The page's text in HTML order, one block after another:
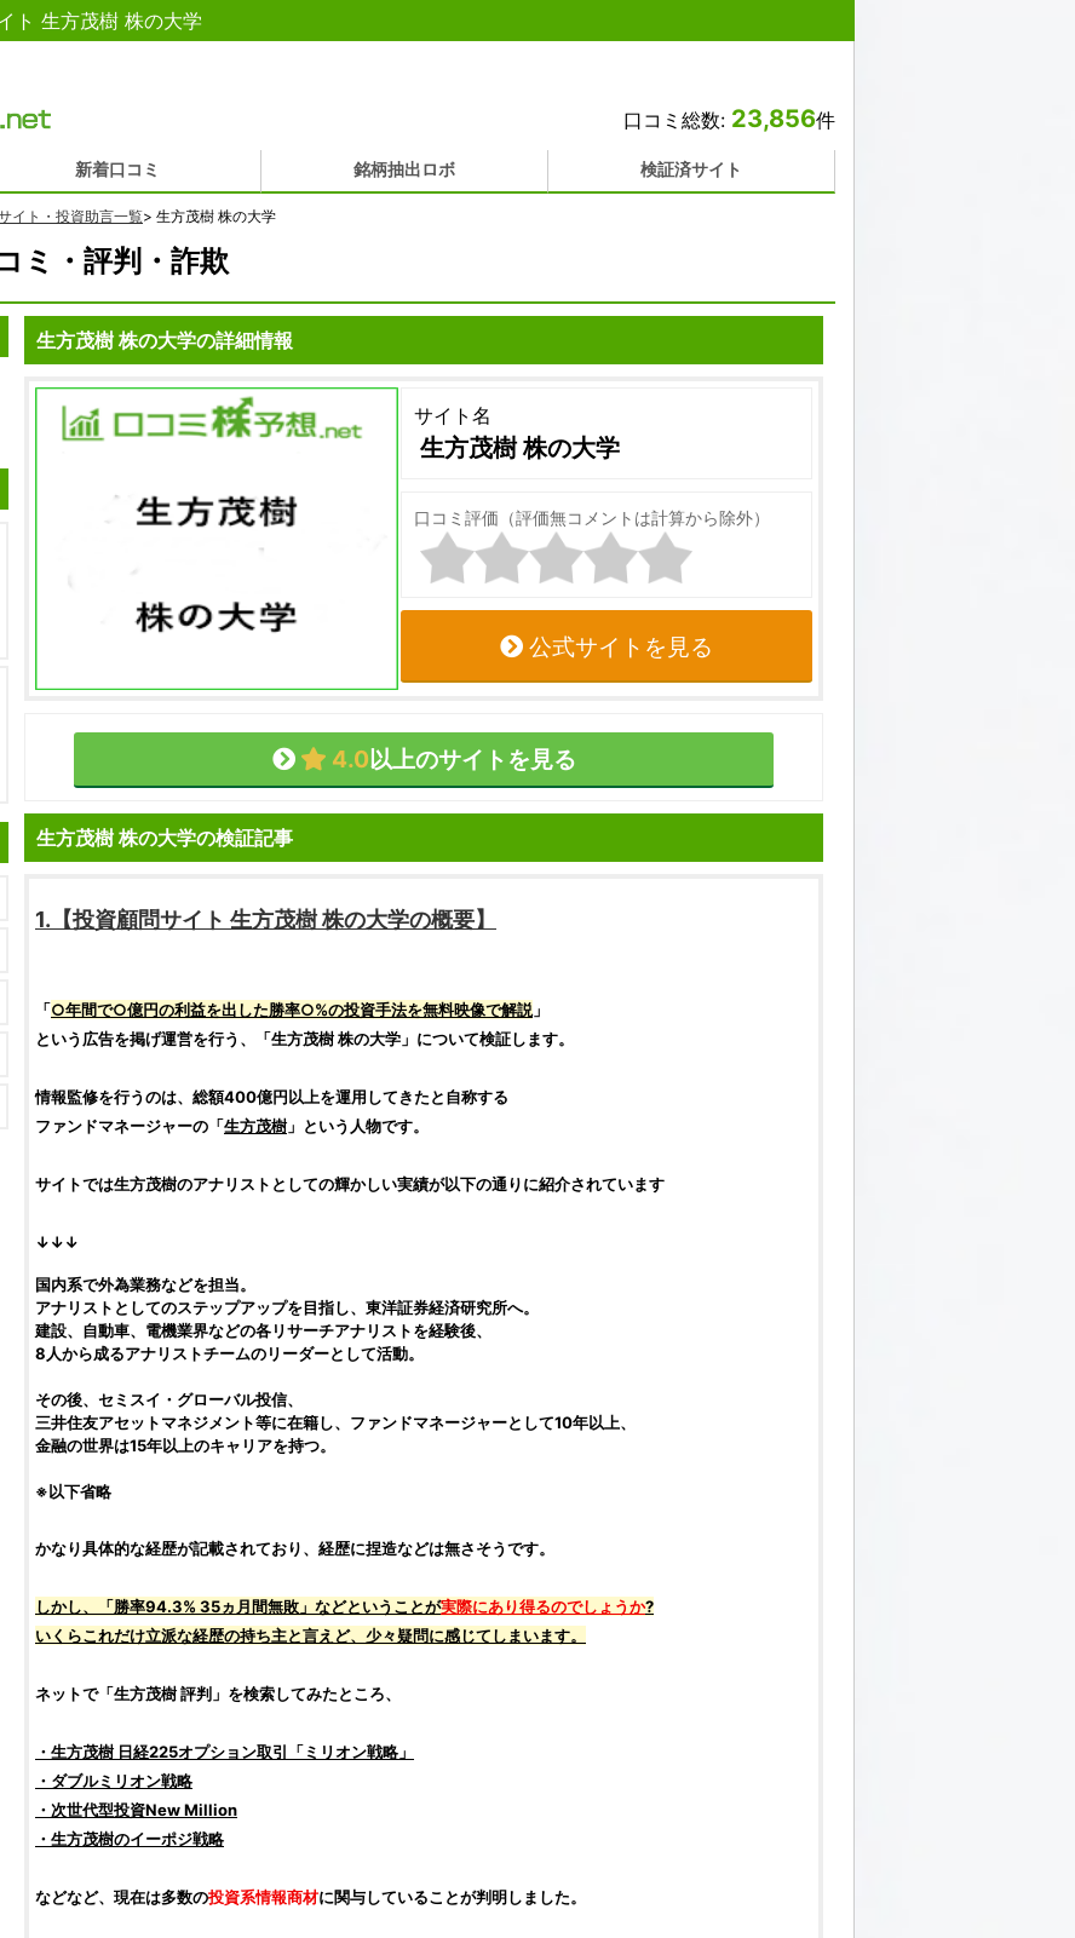
ト 生方茂樹 株の大学
口コミ総数: 23,856件
新着口コミ 銘柄抽出ロボ 検証済サイト
イト・投資助言一覧> 生方茂樹 株の大学
ミ・評判・詐欺
生方茂樹 株の大学の詳細情報
サイト名
生方茂樹 株の大学
口コミ評価（評価無コメントは計算から除外）
公式サイトを見る
4.0以上のサイトを見る
生方茂樹 株の大学の検証記事
1.【投資顧問サイト 生方茂樹 株の大学の概要】
「○年間で○億円の利益を出した勝率○%の投資手法を無料映像で解説 」
という広告を掲げ運営を行う、「生方茂樹 株の大学 」について検証します。
情報監修を行うのは、総額400億円以上を運用してきたと自称する
ファンドマネージャーの「生方茂樹 」という人物です。
サイトでは生方茂樹のアナリストとしての輝かしい実績が以下の通りに紹介されています
↓↓↓
国内系で外為業務などを担当。
アナリストとしてのステップアップを目指し、東洋証券経済研究所へ。
建設、自動車、電機業界などの各リサーチアナリストを経験後、
8人から成るアナリストチームのリーダーとして活動。
その後、セミスイ・グローバル投信、
三井住友アセットマネジメント等に在籍し、ファンドマネージャーとして10年以上、
金融の世界は15年以上のキャリアを持つ。
※以下省略
かなり具体的な経歴が記載されており、経歴に捏造などは無さそうです。
しかし、「勝率94.3% 35ヵ月間無敗」などということが実際にあり得るのでしょうか?
いくらこれだけ立派な経歴の持ち主と言えど、少々疑問に感じてしまいます。
ネットで「生方茂樹評判 」を検索してみたところ、
・ 生方茂樹 日経225オプション取引 「ミリオン戦略 」
・ ダブルミリオン戦略
・ 次世代型投資New Million
・ 生方茂樹のイーポジ戦略
などなど、現在は多数の投資系情報商材に関与していることが判明しました。